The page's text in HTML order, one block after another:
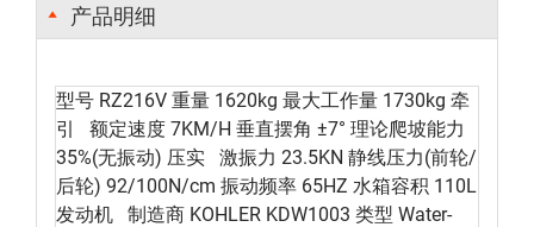
产品明细
型号 RZ216V 重量 1620kg 最大工作量 1730kg 牵
引 额定速度 7KM/H 垂直摆角 ±7° 理论爬坡能力
35%(无振动) 压实 激振力 23.5KN 静线压力(前轮/
后轮) 92/100N/cm 振动频率 65HZ 水箱容积 110L
发动机 制造商 KOHLER KDW1003 类型 Water-